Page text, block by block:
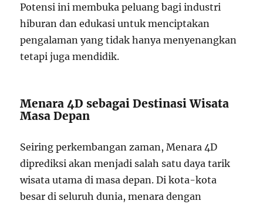
Potensi ini membuka peluang bagi industri
hiburan dan edukasi untuk menciptakan
pengalaman yang tidak hanya menyenangkan
tetapi juga mendidik.
Menara 4D sebagai Destinasi Wisata
Masa Depan
Seiring perkembangan zaman, Menara 4D
diprediksi akan menjadi salah satu daya tarik
wisata utama di masa depan. Di kota-kota
besar di seluruh dunia, menara dengan